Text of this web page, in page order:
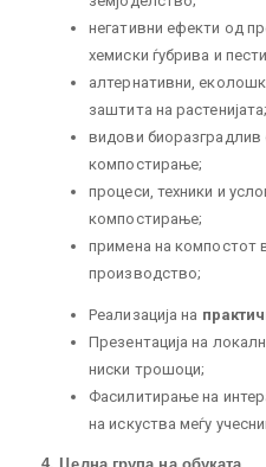
негативни ефекти од
хемиски ѓубрива и
алтернативни,
заштита на растенијата;
видови биоразградлив
компостирање;
процеси, техники и
компостирање;
примена на компостот
производство;
Реализација на
Презентација на
ниски трошоци;
Фасилитирање на
на искуства меѓу